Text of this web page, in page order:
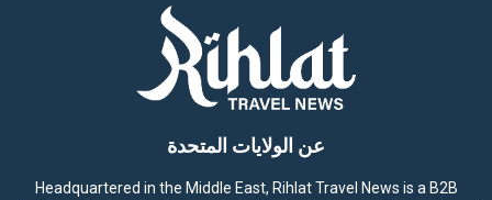
عن الولايات المتحدة
Headquartered in the Middle East, Rihlat Travel News is a B2B